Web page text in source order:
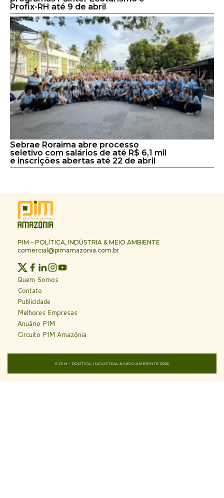
Profix-RH até 9 de abril
Sebrae Roraima abre processo
seletivo com salários de até R$ 6,1 mil
e inscrições abertas até 22 de abril
PIM – POLÍTICA, INDÚSTRIA & MEIO AMBIENTE
comercial@pimamazonia.com.br
Quem Somos
Contato
Publicidade
Melhores Empresas
Anuário PIM
Circuito PIM Amazônia
© PIM – POLÍTICA, INDÚSTRIA & MEIO AMBIENTE 2026